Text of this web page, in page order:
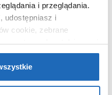
i przeglądania.
udostępniasz i
cookie, zebrane
a także nasi
włącz „Tylko
jednak, że
mogą mieć wpływ na
27 x 82 x 55 cm
28,80 kg